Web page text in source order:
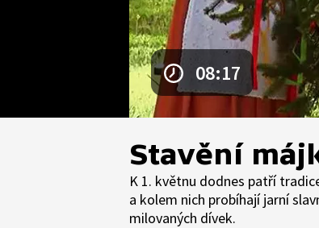
08:17
Stavění
K 1. květnu dodnes patří
a kolem nich probíhají jarní
milovaných dívek.